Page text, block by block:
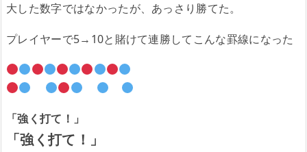
大した数字ではなかったが、あっさり勝てた。
プレイヤーで5→10と賭けて連勝してこんな罫線になった
「強く打て！」
「強く打て！」